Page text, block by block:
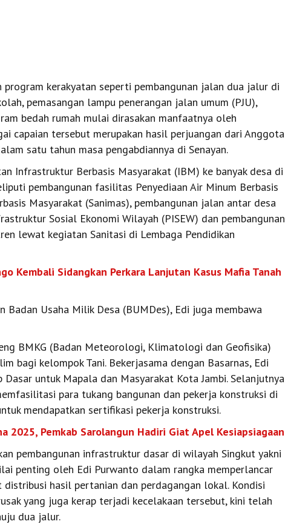
program kerakyatan seperti pembangunan jalan dua jalur di
pemasangan lampu penerangan jalan umum (PJU),
bedah rumah mulai dirasakan manfaatnya oleh
capaian tersebut merupakan hasil perjuangan dari Anggota
satu tahun masa pengabdiannya di Senayan.
Infrastruktur Berbasis Masyarakat (IBM) ke banyak desa di
pembangunan fasilitas Penyediaan Air Minum Berbasis
Masyarakat (Sanimas), pembangunan jalan antar desa
Sosial Ekonomi Wilayah (PISEW) dan pembangunan
lewat kegiatan Sanitasi di Lembaga Pendidikan
Kembali Sidangkan Perkara Lanjutan Kasus Mafia Tanah
Badan Usaha Milik Desa (BUMDes), Edi juga membawa
BMKG (Badan Meteorologi, Klimatologi dan Geofisika)
bagi kelompok Tani. Bekerjasama dengan Basarnas, Edi
untuk Mapala dan Masyarakat Kota Jambi. Selanjutnya
para tukang bangunan dan pekerja konstruksi di
mendapatkan sertifikasi pekerja konstruksi.
2025, Pemkab Sarolangun Hadiri Giat Apel Kesiapsiagaan
pembangunan infrastruktur dasar di wilayah Singkut yakni
penting oleh Edi Purwanto dalam rangka memperlancar
hasil pertanian dan perdagangan lokal. Kondisi
yang juga kerap terjadi kecelakaan tersebut, kini telah
dua jalur.